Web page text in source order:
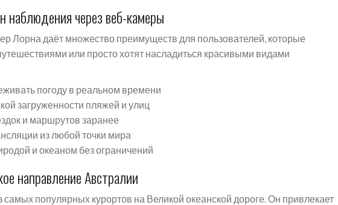
наблюдения через веб-камеры
Лорна даёт множество преимуществ для пользователей, которые
или просто хотят насладиться красивыми видами
погоду в реальном времени
загруженности пляжей и улиц
и маршрутов заранее
из любой точки мира
и океаном без ограничений
направление Австралии
самых популярных курортов на Великой океанской дороге. Он привлекает